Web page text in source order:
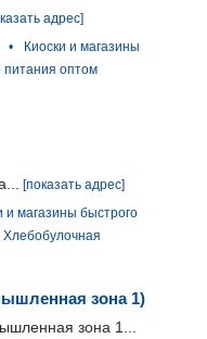
адрес]
•
Киоски и магазины
питания оптом
[показать адрес]
и магазины быстрого
Хлебобулочная
зона 1)
зона 1...